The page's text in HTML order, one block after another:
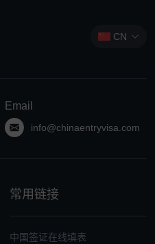
CN
Email
info@chinaentryvisa.com
常用链接
中国签证在线填表